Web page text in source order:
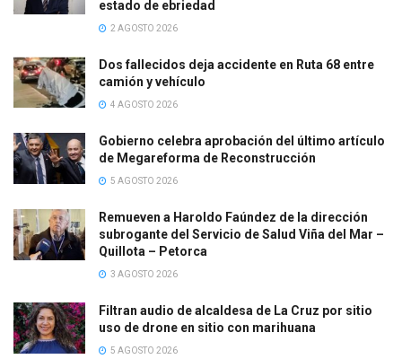
estado de ebriedad
2 AGOSTO 2026
Dos fallecidos deja accidente en Ruta 68 entre
camión y vehículo
4 AGOSTO 2026
Gobierno celebra aprobación del último artículo
de Megareforma de Reconstrucción
5 AGOSTO 2026
Remueven a Haroldo Faúndez de la dirección
subrogante del Servicio de Salud Viña del Mar –
Quillota – Petorca
3 AGOSTO 2026
Filtran audio de alcaldesa de La Cruz por sitio
uso de drone en sitio con marihuana
5 AGOSTO 2026